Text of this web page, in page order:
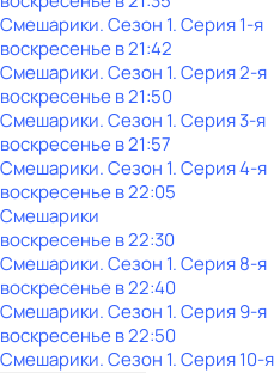
Смешарики. Сезон 1. Серия 1-я
воскресенье в21:42
Смешарики. Сезон 1. Серия 2-я
воскресенье в21:50
Смешарики. Сезон 1. Серия 3-я
воскресенье в21:57
Смешарики. Сезон 1. Серия 4-я
воскресенье в22:05
Смешарики
воскресенье в22:30
Смешарики. Сезон 1. Серия 8-я
воскресенье в22:40
Смешарики. Сезон 1. Серия 9-я
воскресенье в22:50
Смешарики. Сезон 1. Серия 10-я